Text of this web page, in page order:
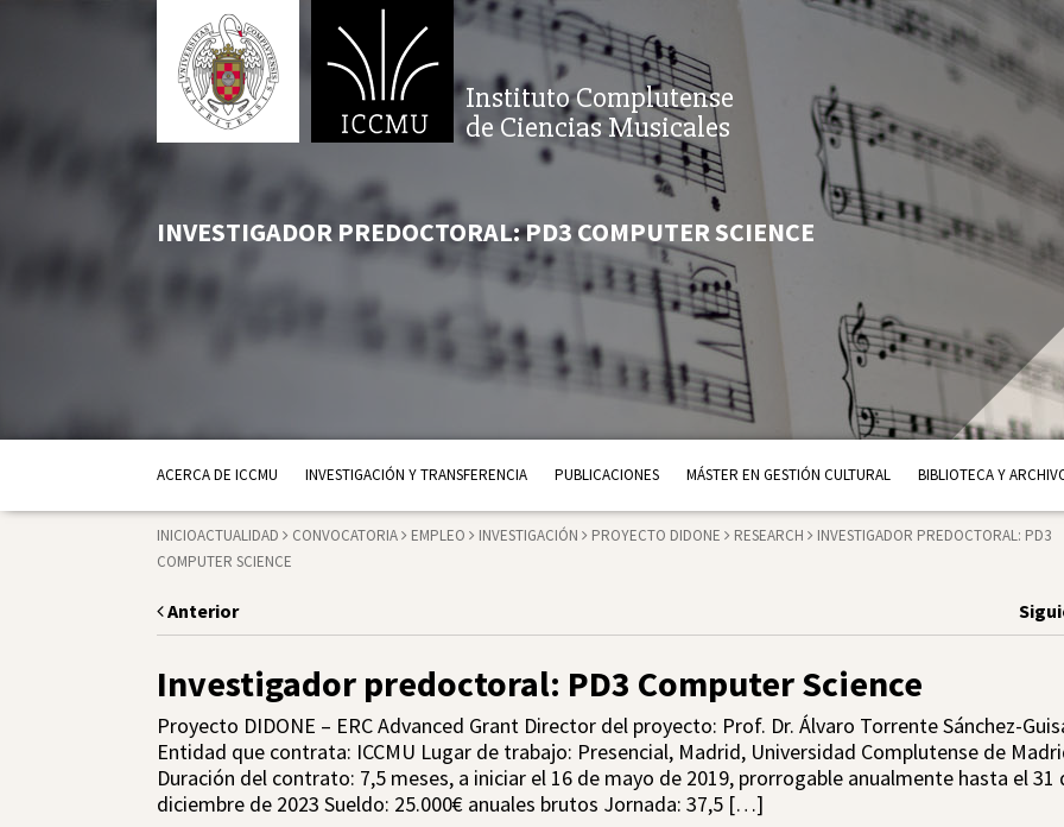
Instituto Complutense
de Ciencias Musicales
INVESTIGADOR PREDOCTORAL: PD3 COMPUTER SCIENCE
ACERCA DE ICCMU INVESTIGACIÓN Y TRANSFERENCIA PUBLICACIONES MÁSTER EN GESTIÓN CULTURAL BIBLIOTECA Y
INICIOACTUALIDAD CONVOCATORIA EMPLEO INVESTIGACIÓN PROYECTO DIDONE RESEARCH
INVESTIGADOR PREDOCTORAL: PD3
COMPUTER SCIENCE
Anterior
Investigador predoctoral: PD3 Computer Science
Proyecto DIDONE – ERC Advanced Grant Director del proyecto: Prof. Dr. Álvaro Torrente Sánchez-
Entidad que contrata: ICCMU Lugar de trabajo: Presencial, Madrid, Universidad Complutense de
Duración del contrato: 7,5 meses, a iniciar el 16­ de mayo de 2019, prorrogable anualmente hasta el 31
diciembre de 2023 Sueldo: 25.000€ anuales brutos Jornada: 37,5 […]